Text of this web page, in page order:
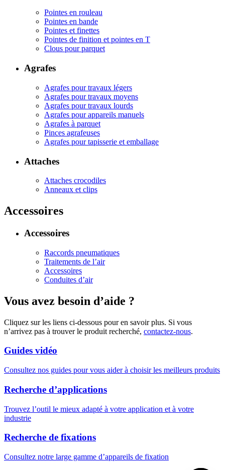
Pointes en rouleau
Pointes en bande
Pointes et finettes
Pointes de finition et pointes en T
Clous pour parquet
Agrafes
Agrafes pour travaux légers
Agrafes pour travaux moyens
Agrafes pour travaux lourds
Agrafes pour appareils manuels
Agrafes à parquet
Pinces agrafeuses
Agrafes pour tapisserie et emballage
Attaches
Attaches crocodiles
Anneaux et clips
Accessoires
Accessoires
Raccords pneumatiques
Traitements de l’air
Accessoires
Conduites d’air
Vous avez besoin d’aide ?
Cliquez sur les liens ci-dessous pour en savoir plus. Si vous
n’arrivez pas à trouver le produit recherché, contactez-nous.
Guides vidéo
Consultez nos guides pour vous aider à choisir les meilleurs produits
Recherche d’applications
Trouvez l’outil le mieux adapté à votre application et à votre
industrie
Recherche de fixations
Consultez notre large gamme d’appareils de fixation